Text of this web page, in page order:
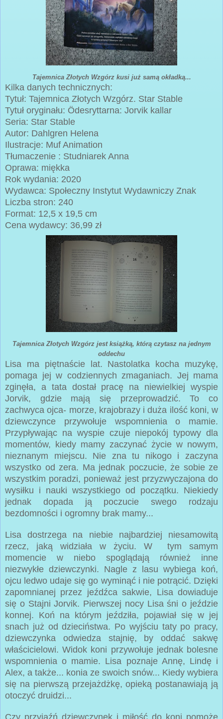
Tajemnica Złotych Wzgórz kusi już samą okładką...
Kilka danych technicznych:
Tytuł: Tajemnica Złotych Wzgórz. Star Stable
Tytuł oryginału: Ӧdesryttarna: Jorvik kallar
Seria: Star Stable
Autor: Dahlgren Helena
Ilustracje: Muf Animation
Tłumaczenie : Studniarek Anna
Oprawa: miękka
Rok wydania: 2020
Wydawca: Społeczny Instytut Wydawniczy Znak
Liczba stron: 240
Format: 12,5 x 19,5 cm
Cena wydawcy: 36,99 zł
Tajemnica Złotych Wzgórz jest książką, którą czytasz na jednym
oddechu
Lisa ma piętnaście lat. Nastolatka kocha muzykę,
pomaga jej w codziennych zmaganiach. Jej mama
zginęła, a tata dostał pracę na niewielkiej wyspie
Jorvik, gdzie mają się przeprowadzić. To co
zachwyca ojca- morze, krajobrazy i duża ilość koni, w
dziewczynce przywołuje wspomnienia o mamie.
Przypływając na wyspie czuje niepokój typowy dla
momentów, kiedy mamy zaczynać życie w nowym,
nieznanym miejscu. Nie zna tu nikogo i zaczyna
wszystko od zera. Ma jednak poczucie, że sobie ze
wszystkim poradzi, ponieważ jest przyzwyczajona do
wysiłku i nauki wszystkiego od początku. Niekiedy
jednak dopada ją poczucie swego rodzaju
bezdomności i ogromny brak mamy...
Lisa dostrzega na niebie najbardziej niesamowitą
rzecz, jaką widziała w życiu. W tym samym
momencie w niebo spoglądają również inne
niezwykłe dziewczynki. Nagle z lasu wybiega koń,
ojcu ledwo udaje się go wyminąć i nie potrącić. Dzięki
zapomnianej przez jeźdźca sakwie, Lisa dowiaduje
się o Stajni Jorvik. Pierwszej nocy Lisa śni o jeździe
konnej. Koń na którym jeździła, pojawiał się w jej
snach już od dzieciństwa. Po wyjściu taty po pracy,
dziewczynka odwiedza stajnię, by oddać sakwę
właścicielowi. Widok koni przywołuje jednak bolesne
wspomnienia o mamie. Lisa poznaje Annę, Lindę i
Alex, a także... konia ze swoich snów... Kiedy wybiera
się na pierwszą przejażdżkę, opieką postanawiają ją
otoczyć druidzi...
Czy przyjaźń dziewczynek i miłość do koni pomoże